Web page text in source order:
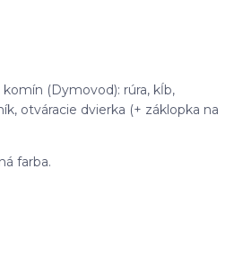
(Dymovod): rúra, kĺb,
otváracie dvierka (+ záklopka na
farba.